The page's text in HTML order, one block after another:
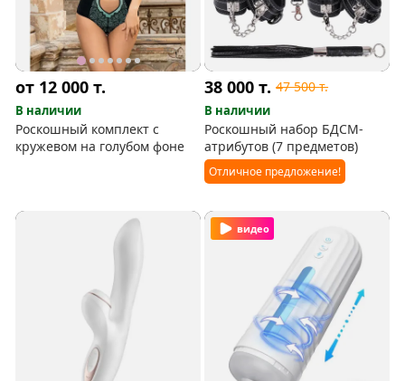
от 12 000т.
В наличии
Роскошный комплект с
кружевом на голубом фоне
38 000т. 47 500т.
В наличии
Роскошный набор БДСМ-
атрибутов (7 предметов)
Отличное предложение!
видео